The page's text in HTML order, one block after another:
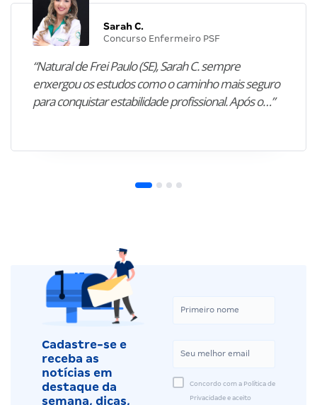
Sarah C.
Concurso Enfermeiro PSF
“Natural de Frei Paulo (SE), Sarah C. sempre
enxergou os estudos como o caminho mais seguro
para conquistar estabilidade profissional. Após o…”
Cadastre-se e
receba as
notícias em
destaque da
semana, dicas,
Concordo com a Política de
Privacidade e aceito